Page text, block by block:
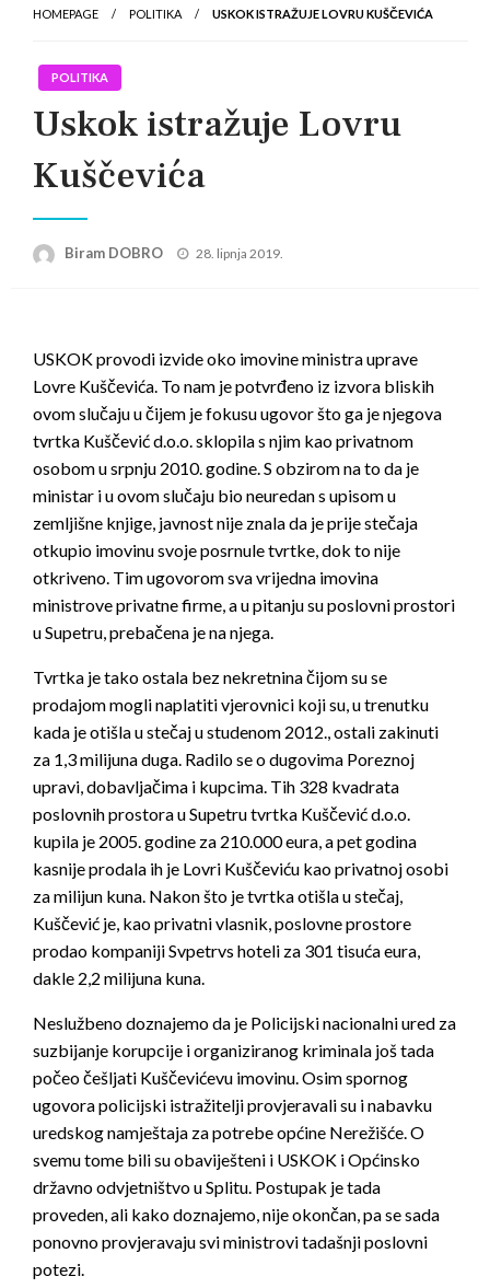
HOMEPAGE POLITIKA USKOK ISTRAŽUJE LOVRU KUŠČEVIĆA
POLITIKA
Uskok istražuje Lovru
Kuščevića
Biram DOBRO
Posted
28. lipnja 2019.
USKOK provodi izvide oko imovine ministra uprave
Lovre Kuščevića. To nam je potvrđeno iz izvora bliskih
ovom slučaju u čijem je fokusu ugovor što ga je njegova
tvrtka Kuščević d.o.o. sklopila s njim kao privatnom
osobom u srpnju 2010. godine. S obzirom na to da je
ministar i u ovom slučaju bio neuredan s upisom u
zemljišne knjige, javnost nije znala da je prije stečaja
otkupio imovinu svoje posrnule tvrtke, dok to nije
otkriveno. Tim ugovorom sva vrijedna imovina
ministrove privatne firme, a u pitanju su poslovni prostori
u Supetru, prebačena je na njega.
Tvrtka je tako ostala bez nekretnina čijom su se
prodajom mogli naplatiti vjerovnici koji su, u trenutku
kada je otišla u stečaj u studenom 2012., ostali zakinuti
za 1,3 milijuna duga. Radilo se o dugovima Poreznoj
upravi, dobavljačima i kupcima. Tih 328 kvadrata
poslovnih prostora u Supetru tvrtka Kuščević d.o.o.
kupila je 2005. godine za 210.000 eura, a pet godina
kasnije prodala ih je Lovri Kuščeviću kao privatnoj osobi
za milijun kuna. Nakon što je tvrtka otišla u stečaj,
Kuščević je, kao privatni vlasnik, poslovne prostore
prodao kompaniji Svpetrvs hoteli za 301 tisuća eura,
dakle 2,2 milijuna kuna.
Neslužbeno doznajemo da je Policijski nacionalni ured za
suzbijanje korupcije i organiziranog kriminala još tada
počeo češljati Kuščevićevu imovinu. Osim spornog
ugovora policijski istražitelji provjeravali su i nabavku
uredskog namještaja za potrebe općine Nerežišće. O
svemu tome bili su obaviješteni i USKOK i Općinsko
državno odvjetništvo u Splitu. Postupak je tada
proveden, ali kako doznajemo, nije okončan, pa se sada
ponovno provjeravaju svi ministrovi tadašnji poslovni
potezi.